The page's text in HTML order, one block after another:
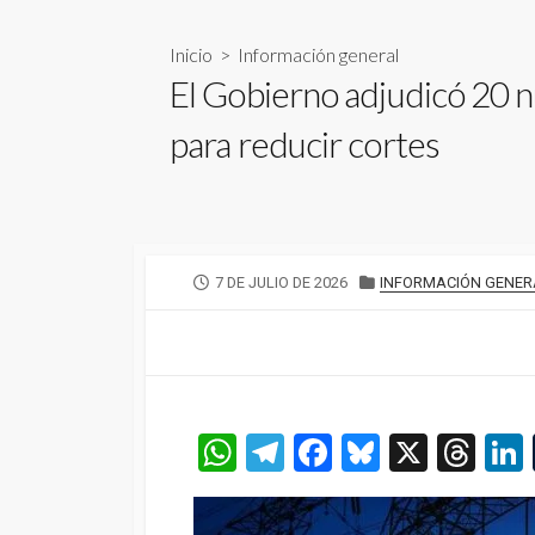
Inicio > Información general
El Gobierno adjudicó 20
para reducir cortes
FECHA
7 DE JULIO DE 2026 CATEGORÍAS
INFORMACIÓN
W
h
T
el
F
a
Bl
u
X
T
hr